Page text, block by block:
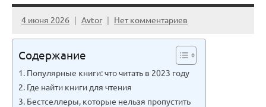
4 июня 2026 Avtor Нет комментариев
Содержание
Популярные книги: что читать в 2023 году
Где найти книги для чтения
Бестселлеры, которые нельзя пропустить